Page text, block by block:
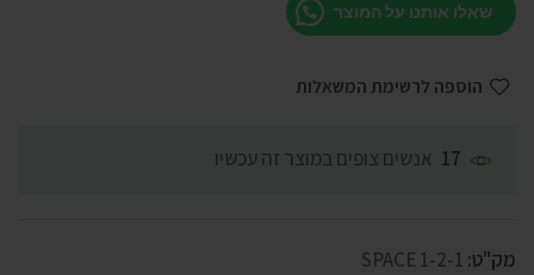
שאלו אותנו על המוצר
הוספה לרשימת המשאלות
17 אנשים צופים במוצר זה עכשיו
מק"ט: SPACE 1-2-1